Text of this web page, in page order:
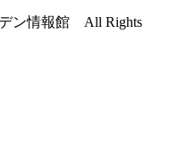
ン情報館 All Rights